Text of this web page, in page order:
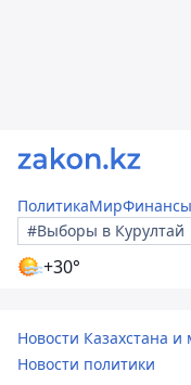
ПолитикаМирФинансы
#Выборы в Курултай
+30°
Новости Казахстана и
Новости политики